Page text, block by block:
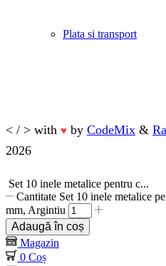
Plata si transport
< / > with ♥ by CodeMix &
2026
Set 10 inele metalice pentru c...
Cantitate Set 10 inele metalice
mm, Argintiu
Adaugă în coș
Magazin
0 Coș